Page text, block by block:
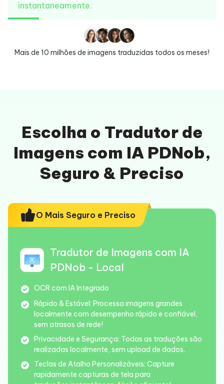
instantaneamente.
Mais de 10 milhões de imagens traduzidas todos os meses!
Escolha o Tradutor de
Imagens com IA PDNob,
Seguro & Preciso
O Mais Seguro e Preciso
Tradutor de Imagens com IA
PDNob - Local
OCR com IA Integrado
Rápido & Estável: Processa imagens grandes
localmente com desempenho rápido e confiável,
sem atrasos de rede!
Privacidade e Segurança: Todas as traduções são
realizadas localmente, sem upload de dados.
Teclas de Atalho Personalizáveis: Capture
rapidamente capturas de tela para